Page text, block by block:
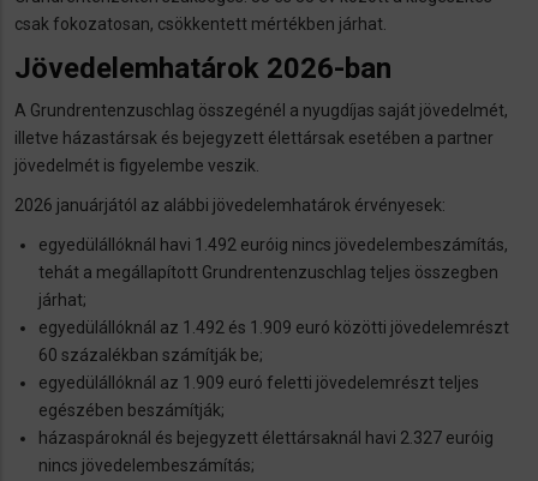
csak fokozatosan, csökkentett mértékben járhat.
Jövedelemhatárok 2026-ban
A Grundrentenzuschlag összegénél a nyugdíjas saját jövedelmét,
illetve házastársak és bejegyzett élettársak esetében a partner
jövedelmét is figyelembe veszik.
2026 januárjától az alábbi jövedelemhatárok érvényesek:
egyedülállóknál havi 1.492 euróig nincs jövedelembeszámítás,
tehát a megállapított Grundrentenzuschlag teljes összegben
járhat;
egyedülállóknál az 1.492 és 1.909 euró közötti jövedelemrészt
60 százalékban számítják be;
egyedülállóknál az 1.909 euró feletti jövedelemrészt teljes
egészében beszámítják;
házaspároknál és bejegyzett élettársaknál havi 2.327 euróig
nincs jövedelembeszámítás;